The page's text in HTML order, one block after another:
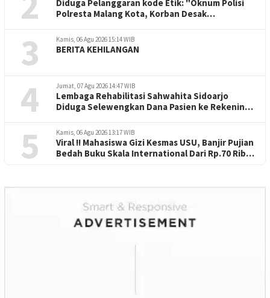
Diduga Pelanggaran kode Etik: "Oknum Polisi
Polresta Malang Kota, Korban Desak
3 Kamis, 06 Agu 2026 15:14 WIB
BERITA KEHILANGAN
4 Jumat, 07 Agu 2026 14:47 WIB
Lembaga Rehabilitasi Sahwahita Sidoarjo
Diduga Selewengkan Dana Pasien ke Rekening
5 Kamis, 06 Agu 2026 13:17 WIB
Viral !! Mahasiswa Gizi Kesmas USU, Banjir Pujian
Bedah Buku Skala International Dari Rp.70 Ribu